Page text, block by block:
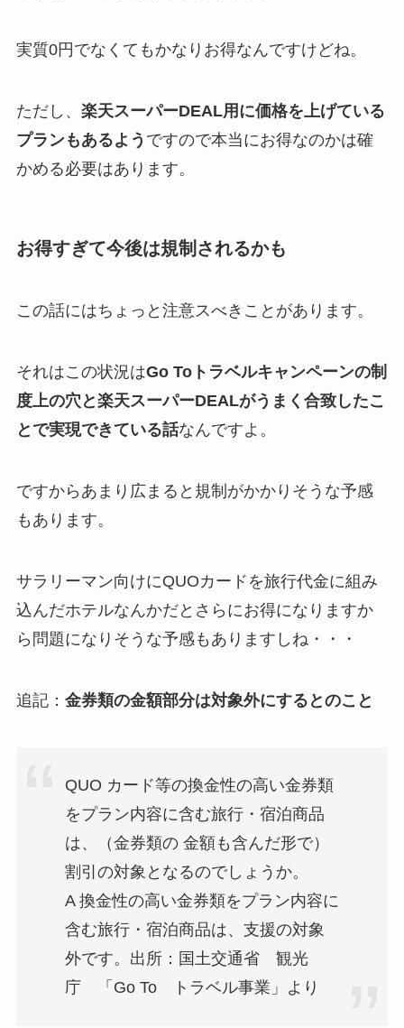
実質0円でなくてもかなりお得なんですけどね。
ただし、 楽天スーパーDEAL用に価格を上げている
プランもあるよう ですので本当にお得なのかは確
かめる必要はあります。
お得すぎて今後は規制されるかも
この話にはちょっと注意スべきことがあります。
それはこの状況はGo Toトラベルキャンペーンの制
度上の穴と楽天スーパーDEALがうまく合致したこ
とで実現できている話なんですよ。
ですからあまり広まると規制がかかりそうな予感
もあります。
サラリーマン向けにQUOカードを旅行代金に組み
込んだホテルなんかだとさらにお得になりますか
ら問題になりそうな予感もありますしね・・・
追記： 金券類の金額部分は対象外にするとのこと
QUO カード等の換金性の高い金券類
をプラン内容に含む旅行・宿泊商品
は、（金券類の 金額も含んだ形で）
割引の対象となるのでしょうか。
A 換金性の高い金券類をプラン内容に
含む旅行・宿泊商品は、支援の対象
外です。出所：国土交通省 観光
庁 「Go To トラベル事業」より